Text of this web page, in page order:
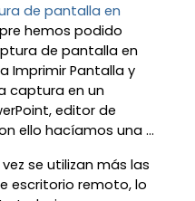
de pantalla en
hemos podido
de pantalla en
Imprimir Pantalla y
captura en un
editor de
ello hacíamos una ...
se utilizan más las
escritorio remoto, lo